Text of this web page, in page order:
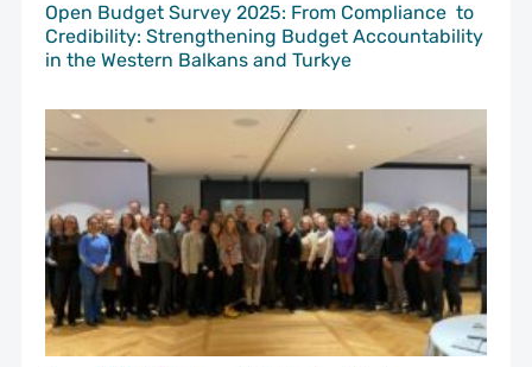
Open Budget Survey 2025: From Compliance to
Credibility: Strengthening Budget Accountability
in the Western Balkans and Turkye